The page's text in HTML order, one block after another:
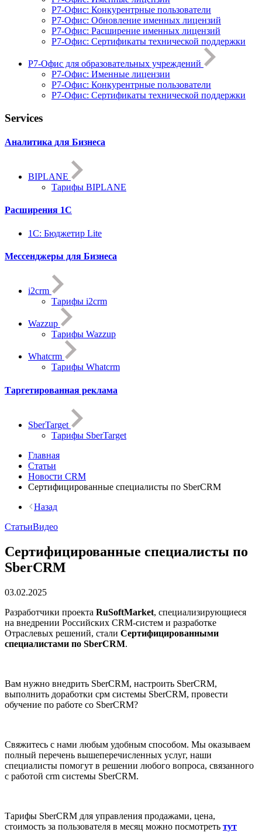
Р7-Офис: Конкурентрные пользователи
Р7-Офис: Обновление именных лицензий
Р7-Офис: Расширение именных лицензий
Р7-Офис: Сертификаты технической поддержки
Р7-Офис для образовательных учреждений
Р7-Офис: Именные лицензии
Р7-Офис: Конкурентрные пользователи
Р7-Офис: Сертификаты технической поддержки
Services
Аналитика для Бизнеса
BIPLANE
Тарифы BIPLANE
Расширения 1С
1C: Бюджетир Lite
Мессенджеры для Бизнеса
i2crm
Тарифы i2crm
Wazzup
Тарифы Wazzup
Whatcrm
Тарифы Whatcrm
Таргетированная реклама
SberTarget
Тарифы SberTarget
Главная
Статьи
Новости CRM
Сертифицированные специалисты по SberCRM
Назад
СтатьиВидео
Сертифицированные специалисты по
SberCRM
03.02.2025
Разработчики проекта RuSoftMarket, специализирующиеся
на внедрении Российских CRM-систем и разработке
Отраслевых решений, стали Сертифицированными
специалистами по SberCRM.
Вам нужно внедрить SberCRM, настроить SberCRM,
выполнить доработки срм системы SberCRM, провести
обучение по работе со SberCRM?
Свяжитесь с нами любым удобным способом. Мы оказываем
полный перечень вышеперечисленных услуг, наши
специалисты помогут в решении любого вопроса, связанного
с работой crm системы SberCRM.
Тарифы SberCRM для управления продажами, цена,
стоимость за пользователя в месяц можно посмотреть тут